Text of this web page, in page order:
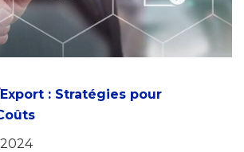
: Stratégies pour